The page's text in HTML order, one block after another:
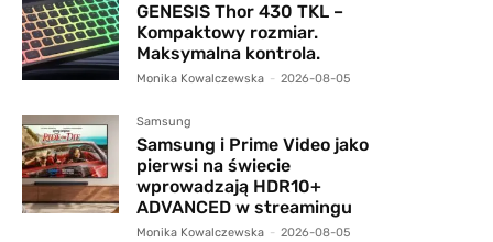
GENESIS Thor 430 TKL –
Kompaktowy rozmiar.
Maksymalna kontrola.
Monika Kowalczewska - 2026-08-05
Samsung
Samsung i Prime Video jako
pierwsi na świecie
wprowadzają HDR10+
ADVANCED w streamingu
Monika Kowalczewska - 2026-08-05